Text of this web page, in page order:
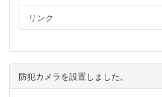
リンク
防犯カメラを設置しました。